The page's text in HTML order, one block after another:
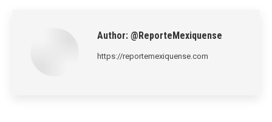
Author: @ReporteMexiquense
https://reportemexiquense.com